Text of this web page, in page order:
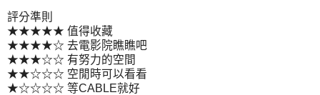
評分準則
★★★★★ 值得收藏
★★★★☆ 去電影院瞧瞧吧
★★★☆☆ 有努力的空間
★★☆☆☆ 空閒時可以看看
★☆☆☆☆ 等CABLE就好